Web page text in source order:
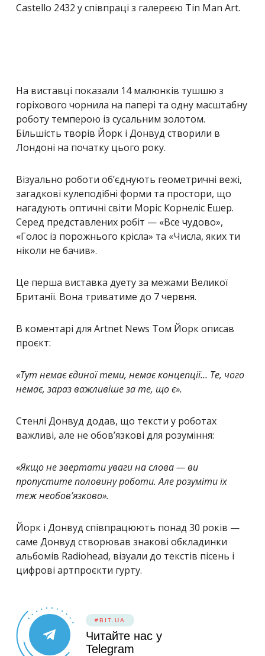
Castello 2432 у співпраці з галереєю Tin Man Art.
На виставці показали 14 малюнків тушшю з
горіхового чорнила на папері та одну масштабну
роботу темперою із сусальним золотом.
Більшість творів Йорк і Донвуд створили в
Лондоні на початку цього року.
Візуально роботи об’єднують геометричні вежі,
загадкові кулеподібні форми та простори, що
нагадують оптичні світи Моріс Корнеліс Ешер.
Серед представлених робіт — «Все чудово»,
«Голос із порожнього крісла» та «Числа, яких ти
ніколи не бачив».
Це перша виставка дуету за межами Великої
Британії. Вона триватиме до 7 червня.
В коментарі для Artnet News Том Йорк описав
проєкт:
«Тут немає єдиної теми, немає концепції… Те, чого
немає, зараз важливіше за те, що є».
Стенлі Донвуд додав, що тексти у роботах
важливі, але не обов’язкові для розуміння:
«Якщо не звертати уваги на слова — ви
пропустите половину роботи. Але розуміти їх
теж необов’язково».
Йорк і Донвуд співпрацюють понад 30 років —
саме Донвуд створював знакові обкладинки
альбомів Radiohead, візуали до текстів пісень і
цифрові артпроєкти гурту.
#BIT.UA
Читайте нас у
Telegram